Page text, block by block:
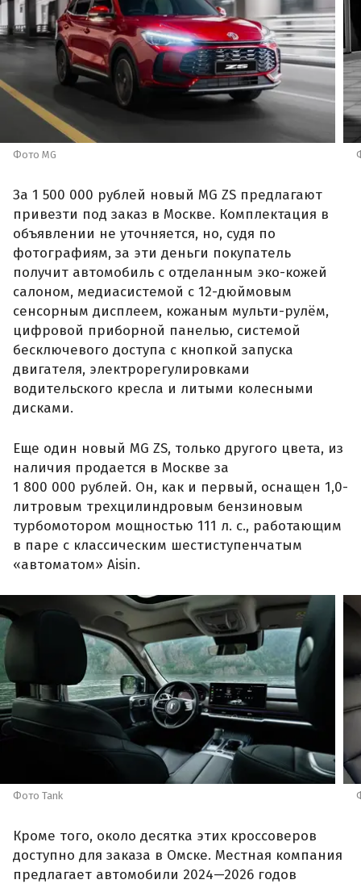
Фото MG
За 1 500 000 рублей новый MG ZS предлагают
привезти под заказ в Москве. Комплектация в
объявлении не уточняется, но, судя по
фотографиям, за эти деньги покупатель
получит автомобиль с отделанным эко-кожей
салоном, медиасистемой с 12-дюймовым
сенсорным дисплеем, кожаным мульти-рулём,
цифровой приборной панелью, системой
бесключевого доступа с кнопкой запуска
двигателя, электрорегулировками
водительского кресла и литыми колесными
дисками.
Еще один новый MG ZS, только другого цвета, из
наличия продается в Москве за
1 800 000 рублей. Он, как и первый, оснащен 1,0-
литровым трехцилиндровым бензиновым
турбомотором мощностью 111 л. с., работающим
в паре с классическим шестиступенчатым
«автоматом» Aisin.
Фото Tank
Кроме того, около десятка этих кроссоверов
доступно для заказа в Омске. Местная компания
предлагает автомобили 2024—2026 годов